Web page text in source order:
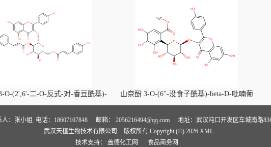
O-(2',6'-二-O-反式-对-香豆酰基)-
喃葡萄糖苷价格, Kaempferol-3-O-
di-O-trans-p-coumaroyl)-beta-D-
对照品, CAS号:121651-61-4
山奈酚 3-O-(6''-没食子酰基)-beta-D-吡喃葡
萄糖苷价格, Kaempferol 3-O-(6''-galloyl)-
beta-D-glucopyranoside对照品, CAS
号:56317-05-6
人：张小姐 电话：18607107848 邮箱： 2056216494@qq.com
地址：武汉沌口开发区车城南路
武汉天植生物技术有限公司
版权所有 Copyright (©) 2026 XML
技术支持： 盖德化工网 食品商务网